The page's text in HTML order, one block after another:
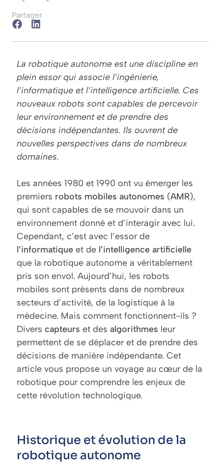
Partager
La robotique autonome est une discipline en
plein essor qui associe l’ingénierie,
l’informatique et l’intelligence artificielle. Ces
nouveaux robots sont capables de percevoir
leur environnement et de prendre des
décisions indépendantes. Ils ouvrent de
nouvelles perspectives dans de nombreux
domaines.
Les années 1980 et 1990 ont vu émerger les
premiers robots mobiles autonomes (AMR),
qui sont capables de se mouvoir dans un
environnement donné et d’interagir avec lui.
Cependant, c’est avec l’essor de
l’informatique et de l’intelligence artificielle
que la robotique autonome a véritablement
pris son envol. Aujourd’hui, les robots
mobiles sont présents dans de nombreux
secteurs d’activité, de la logistique à la
médecine. Mais comment fonctionnent-ils ?
Divers capteurs et des algorithmes leur
permettent de se déplacer et de prendre des
décisions de manière indépendante. Cet
article vous propose un voyage au cœur de la
robotique pour comprendre les enjeux de
cette révolution technologique.
Historique et évolution de la
robotique autonome